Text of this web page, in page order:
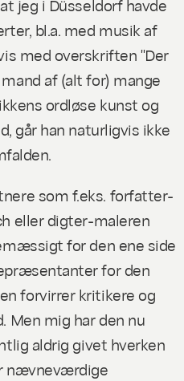
jeg i Düsseldorf havde
bl.a. med musik af
med overskriften "Der
af (alt for) mange
ordløse kunst og
går han naturligvis ikke
som f.eks. forfatter-
eller digter-maleren
for den ene side
for den
forvirrer kritikere og
Men mig har den nu
aldrig givet hverken
nævneværdige